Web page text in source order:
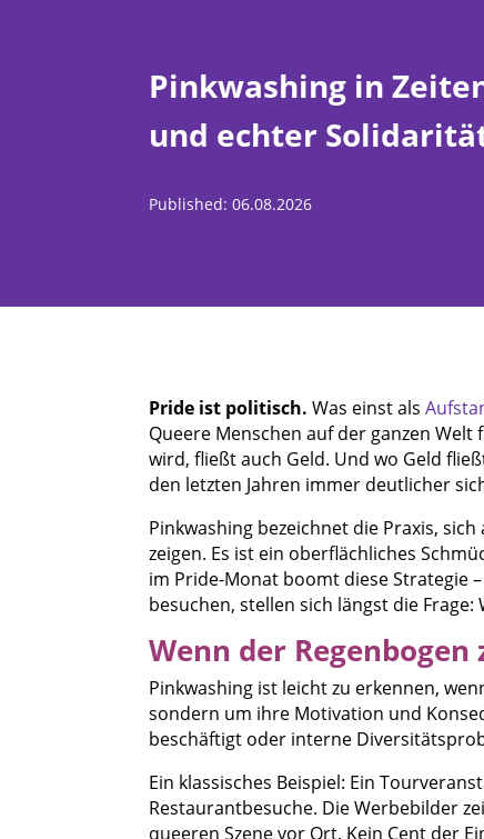
Pinkwashing in
und echter
Published: 06.08.2026
Pride ist politisch. Was einst als
Queere Menschen auf der ganzen
wird, fließt auch Geld. Und wo Geld
den letzten Jahren immer deutlicher
Pinkwashing bezeichnet die Praxis,
zeigen. Es ist ein oberflächliches
im Pride-Monat boomt diese Strategie
besuchen, stellen sich längst die
Wenn der
Pinkwashing ist leicht zu erkennen,
sondern um ihre Motivation und
beschäftigt oder interne
Ein klassisches Beispiel: Ein
Restaurantbesuche. Die Werbebilder
queeren Szene vor Ort. Kein Cent der